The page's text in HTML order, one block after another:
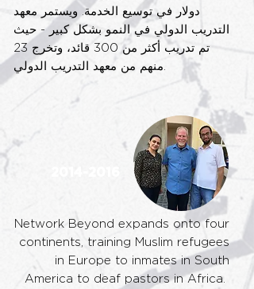
دولار في توسيع الخدمة. ويستمر معهد
التدريب الدولي في النمو بشكل كبير - حيث
تم تدريب أكثر من 300 قائد، وتخرج 23
منهم من معهد التدريب الدولي.
Network Beyond expands onto four
continents, training Muslim refugees
in Europe to inmates in South
America to deaf pastors in Africa.